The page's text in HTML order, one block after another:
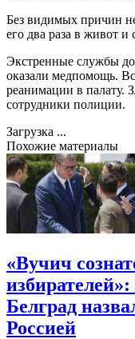
Без видимых причин
его два раза в живот и
Экстренные службы
оказали медпомощь.
реанимации в палату.
сотрудники полиции.
Загрузка ...
Похожие материалы
«Вучич
Белград
Россией